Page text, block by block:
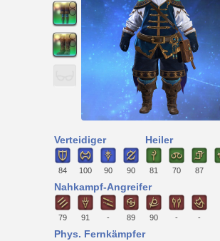
Verteidiger
84 100 90 90
Heiler
81 70 87
Nahkampf-Angreifer
79 91 - 89 90 - -
Phys. Fernkämpfer